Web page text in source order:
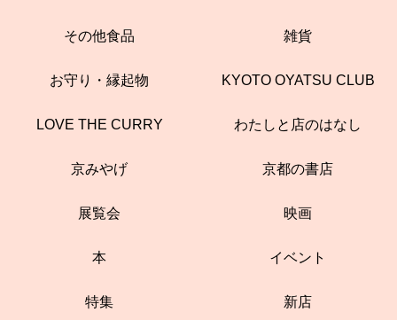
その他食品 雑貨
お守り・縁起物 KYOTO OYATSU CLUB
LOVE THE CURRY わたしと店のはなし
京みやげ 京都の書店
展覧会 映画
本 イベント
特集 新店